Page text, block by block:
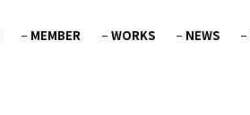
MEMBER WORKS NEWS